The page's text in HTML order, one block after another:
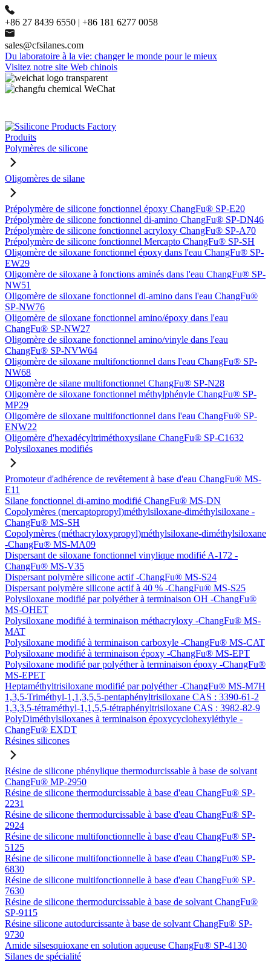
+86 27 8439 6550 | +86 181 6277 0058
sales@cfsilanes.com
Du laboratoire à la vie: changer le monde pour le mieux
Visitez notre site Web chinois
Produits
Polymères de silicone
Oligomères de silane
Prépolymère de silicone fonctionnel époxy ChangFu® SP-E20
Prépolymère de silicone fonctionnel di-amino ChangFu® SP-DN46
Prépolymère de silicone fonctionnel acryloxy ChangFu® SP-A70
Prépolymère de silicone fonctionnel Mercapto ChangFu® SP-SH
Oligomère de siloxane fonctionnel époxy dans l'eau ChangFu® SP-
EW29
Oligomère de siloxane à fonctions aminés dans l'eau ChangFu® SP-
NW51
Oligomère de siloxane fonctionnel di-amino dans l'eau ChangFu®
SP-NW76
Oligomère de siloxane fonctionnel amino/époxy dans l'eau
ChangFu® SP-NW27
Oligomère de siloxane fonctionnel amino/vinyle dans l'eau
ChangFu® SP-NVW64
Oligomère de siloxane multifonctionnel dans l'eau ChangFu® SP-
NW68
Oligomère de silane multifonctionnel ChangFu® SP-N28
Oligomère de siloxane fonctionnel méthylphényle ChangFu® SP-
MP29
Oligomère de siloxane multifonctionnel dans l'eau ChangFu® SP-
ENW22
Oligomère d'hexadécyltriméthoxysilane ChangFu® SP-C1632
Polysiloxanes modifiés
Promoteur d'adhérence de revêtement à base d'eau ChangFu® MS-
E11
Silane fonctionnel di-amino modifié ChangFu® MS-DN
Copolymères (mercaptopropyl)méthylsiloxane-diméthylsiloxane -
ChangFu® MS-SH
Copolymères (méthacryloxypropyl)méthylsiloxane-diméthylsiloxane
-ChangFu® MS-MA09
Dispersant de siloxane fonctionnel vinylique modifié A-172 -
ChangFu® MS-V35
Dispersant polymère silicone actif -ChangFu® MS-S24
Dispersant polymère silicone actif à 40 % -ChangFu® MS-S25
Polysiloxane modifié par polyéther à terminaison OH -ChangFu®
MS-OHET
Polysiloxane modifié à terminaison méthacryloxy -ChangFu® MS-
MAT
Polysiloxane modifié à terminaison carboxyle -ChangFu® MS-CAT
Polysiloxane modifié à terminaison époxy -ChangFu® MS-EPT
Polysiloxane modifié par polyéther à terminaison époxy -ChangFu®
MS-EPET
Heptaméthyltrisiloxane modifié par polyéther -ChangFu® MS-M7H
1,3,5-Triméthyl-1,1,3,5,5-pentaphényltrisiloxane CAS : 3390-61-2
1,3,3,5-tétraméthyl-1,1,5,5-tétraphényltrisiloxane CAS : 3982-82-9
PolyDiméthylsiloxanes à terminaison époxycyclohexyléthyle -
ChangFu® EXDT
Résines silicones
Résine de silicone phénylique thermodurcissable à base de solvant
ChangFu® MP-2950
Résine de silicone thermodurcissable à base d'eau ChangFu® SP-
2231
Résine de silicone thermodurcissable à base d'eau ChangFu® SP-
2924
Résine de silicone multifonctionnelle à base d'eau ChangFu® SP-
5125
Résine de silicone multifonctionnelle à base d'eau ChangFu® SP-
6830
Résine de silicone multifonctionnelle à base d'eau ChangFu® SP-
7630
Résine de silicone thermodurcissable à base de solvant ChangFu®
SP-9115
Résine silicone autodurcissante à base de solvant ChangFu® SP-
9730
Amide silsesquioxane en solution aqueuse ChangFu® SP-4130
Silanes de spécialité